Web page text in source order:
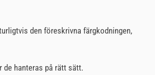
den föreskrivna färgkodningen,
hanteras på rätt sätt.